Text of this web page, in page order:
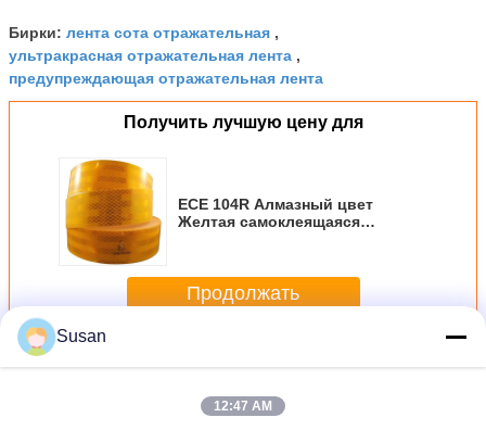
Бирки: лента сота отражательная ,
ультракрасная отражательная лента ,
предупреждающая отражательная лента
Получить лучшую цену для
ECE 104R Алмазный цвет
Желтая самоклеящаяся
грузовиков
Продолжать
Больше
Susan
12:47 AM